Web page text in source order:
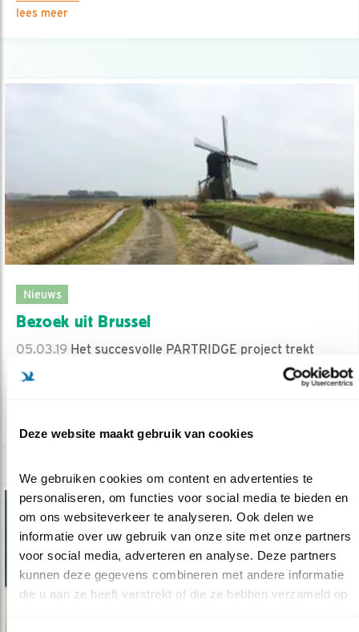
Deze website maakt gebruik van cookies
We gebruiken cookies om content en advertenties te
personaliseren, om functies voor social media te bieden en
om ons websiteverkeer te analyseren. Ook delen we
informatie over uw gebruik van onze site met onze partners
voor social media, adverteren en analyse. Deze partners
kunnen deze gegevens combineren met andere informatie
die u aan ze heeft verstrekt of die ze hebben verzameld op
lees meer
Nieuws
Bezoek uit Brussel
05.03.19 Het succesvolle PARTRIDGE project trekt
aandacht van politici uit Brussel.